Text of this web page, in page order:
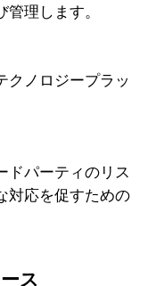
理します。
クノロジープラッ
ドパーティのリス
対応を促すための
ス